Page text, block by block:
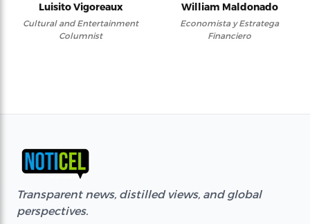
Luisito Vigoreaux
Cultural and Entertainment
Columnist
William Maldonado
Economista y Estratega
Financiero
Transparent news, distilled views, and global
perspectives.